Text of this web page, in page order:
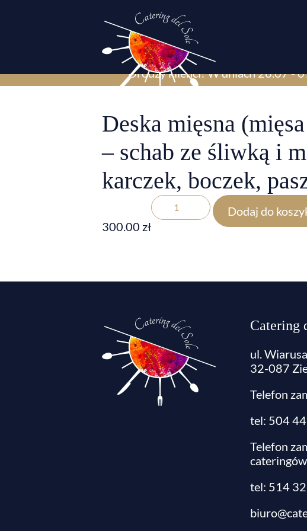
Drodzy klienci! W dniach 26.07 -
Deska mięsna
– schab ze śliwką i
karczek, boczek,
300.00 zł
Dodaj do
Catering
ul.
32-087
Telefon
tel: 504
Telefon
tel: 514